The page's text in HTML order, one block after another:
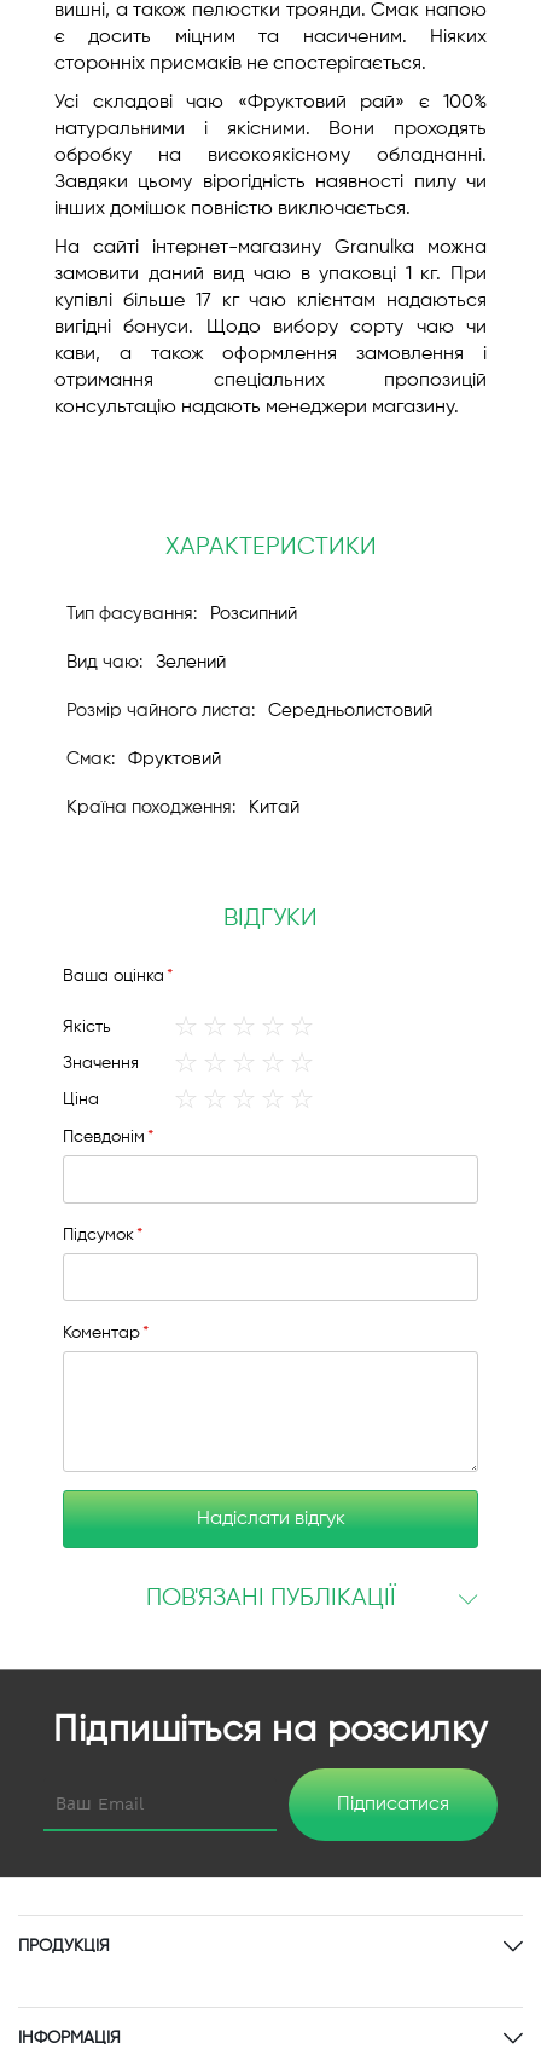
вишні, а також пелюстки троянди. Смак напою
є досить міцним та насиченим. Ніяких
сторонніх присмаків не спостерігається.
Усі складові чаю «Фруктовий рай» є 100%
натуральними і якісними. Вони проходять
обробку на високоякісному обладнанні.
Завдяки цьому вірогідність наявності пилу чи
інших домішок повністю виключається.
На сайті інтернет-магазину Granulka можна
замовити даний вид чаю в упаковці 1 кг. При
купівлі більше 17 кг чаю клієнтам надаються
вигідні бонуси. Щодо вибору сорту чаю чи
кави, а також оформлення замовлення і
отримання спеціальних пропозицій
консультацію надають менеджери магазину.
ХАРАКТЕРИСТИКИ
Розсипний
Зелений
Середньолистовий
Фруктовий
Китай
ВІДГУКИ
Вашa оцінка
Якість
1
2
3
4
Значення
1
2
3
4
Ціна
1
2
3
4
Псевдонім
Підсумок
Коментар
Надіслати відгук
ПОВ'ЯЗАНІ ПУБЛІКАЦІЇ
Підпишіться на розсилку
Підписатися
ПРОДУКЦІЯ
ІНФОРМАЦІЯ